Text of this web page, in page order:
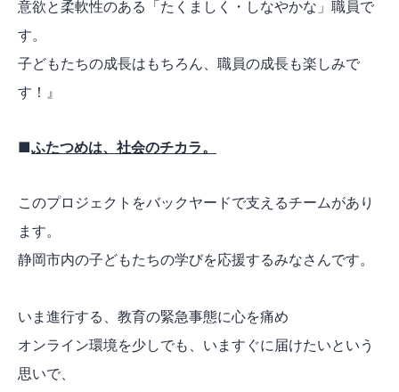
意欲と柔軟性のある「たくましく・しなやかな」職員で
す。
子どもたちの成長はもちろん、職員の成長も楽しみで
す！』
■ふたつめは、社会のチカラ。
このプロジェクトをバックヤードで支えるチームがあり
ます。
静岡市内の子どもたちの学びを応援するみなさんです。
いま進行する、教育の緊急事態に心を痛め
オンライン環境を少しでも、いますぐに届けたいという
思いで、